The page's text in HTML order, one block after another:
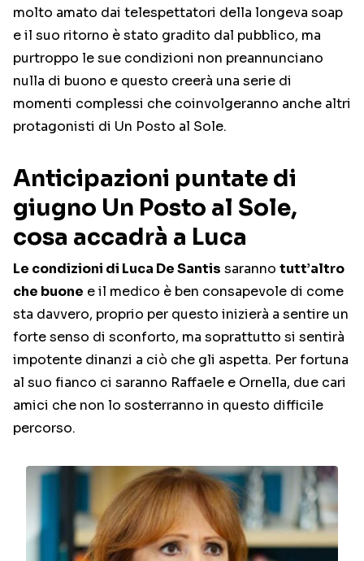
molto amato dai telespettatori della longeva soap
e il suo ritorno è stato gradito dal pubblico, ma
purtroppo le sue condizioni non preannunciano
nulla di buono e questo creerà una serie di
momenti complessi che coinvolgeranno anche altri
protagonisti di Un Posto al Sole.
Anticipazioni puntate di
giugno Un Posto al Sole,
cosa accadrà a Luca
Le condizioni di Luca De Santis saranno tutt’altro
che buone e il medico è ben consapevole di come
sta davvero, proprio per questo inizierà a sentire un
forte senso di sconforto, ma soprattutto si sentirà
impotente dinanzi a ciò che gli aspetta. Per fortuna
al suo fianco ci saranno Raffaele e Ornella, due cari
amici che non lo sosterranno in questo difficile
percorso.